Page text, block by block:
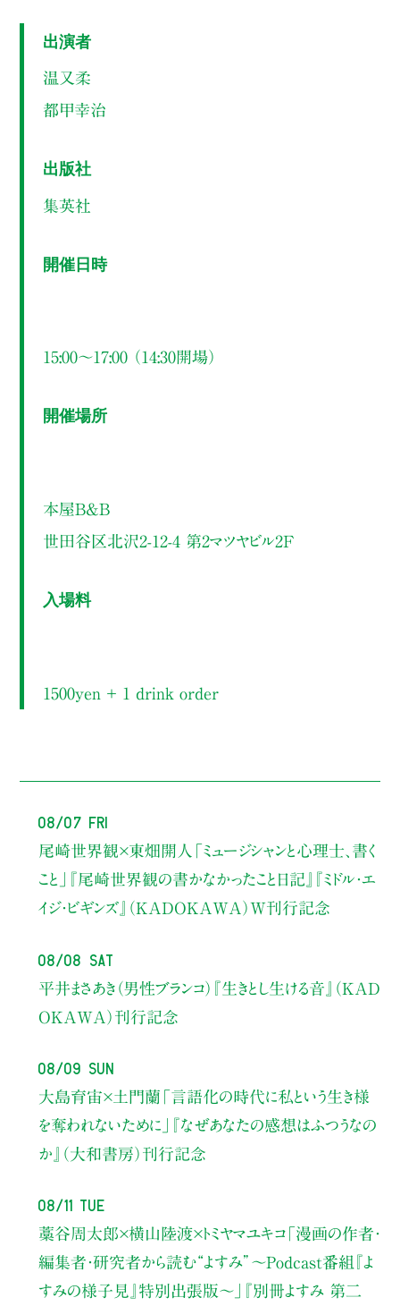
出演者
温又柔
都甲幸治
出版社
集英社
開催日時
15:00～17:00 （14:30開場）
開催場所
本屋B&B
世田谷区北沢2-12-4 第2マツヤビル2F
入場料
1500yen ＋ 1 drink order
08/07 Fri
尾崎世界観×東畑開人
「ミュージシャンと心理士、書く
こと」
『尾崎世界観の書かなかったこと日記』『ミドル・エ
イジ・ビギンズ』（KADOKAWA）W刊行記念
08/08 Sat
平井まさあき（男性ブランコ） 『生きとし生ける音』（KAD
OKAWA）刊行記念
08/09 Sun
大島育宙×土門蘭 「言語化の時代に私という生き様
を奪われないために」
『なぜあなたの感想はふつうなの
か』（大和書房）刊行記念
08/11 Tue
藁谷周太郎×横山陸渡×トミヤマユキコ「漫画の作者・
編集者・研究者から読む“よすみ” 〜Podcast番組『よ
すみの様子見』特別出張版〜」
『別冊よすみ 第二